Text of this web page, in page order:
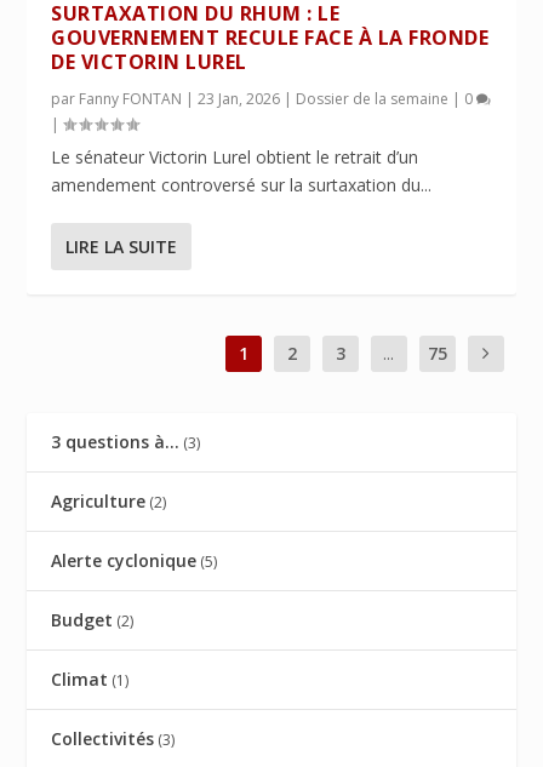
SURTAXATION DU RHUM : LE
GOUVERNEMENT RECULE FACE À LA FRONDE
DE VICTORIN LUREL
par Fanny FONTAN |23 Jan, 2026 | Dossier de la semaine | 0
|
Le sénateur Victorin Lurel obtient le retrait d’un
amendement controversé sur la surtaxation du...
LIRE LA SUITE
1 2 3 ... 75
3 questions à… (3)
Agriculture (2)
Alerte cyclonique (5)
Budget (2)
Climat (1)
Collectivités (3)